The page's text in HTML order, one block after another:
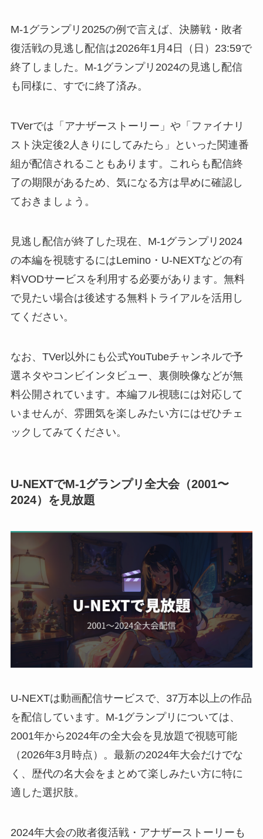
M-1グランプリ2025の例で言えば、決勝戦・敗者
復活戦の見逃し配信は2026年1月4日（日）23:59で
終了しました。M-1グランプリ2024の見逃し配信
も同様に、すでに終了済み。
TVerでは「アナザーストーリー」や「ファイナリ
スト決定後2人きりにしてみたら」といった関連番
組が配信されることもあります。これらも配信終
了の期限があるため、気になる方は早めに確認し
ておきましょう。
見逃し配信が終了した現在、M-1グランプリ2024
の本編を視聴するにはLemino・U-NEXTなどの有
料VODサービスを利用する必要があります。無料
で見たい場合は後述する無料トライアルを活用し
てください。
なお、TVer以外にも公式YouTubeチャンネルで予
選ネタやコンビインタビュー、裏側映像などが無
料公開されています。本編フル視聴には対応して
いませんが、雰囲気を楽しみたい方にはぜひチェ
ックしてみてください。
U-NEXTでM-1グランプリ全大会（2001〜
2024）を見放題
U-NEXTは動画配信サービスで、37万本以上の作品
を配信しています。M-1グランプリについては、
2001年から2024年の全大会を見放題で視聴可能
（2026年3月時点）。最新の2024年大会だけでな
く、歴代の名大会をまとめて楽しみたい方に特に
適した選択肢。
2024年大会の敗者復活戦・アナザーストーリーも